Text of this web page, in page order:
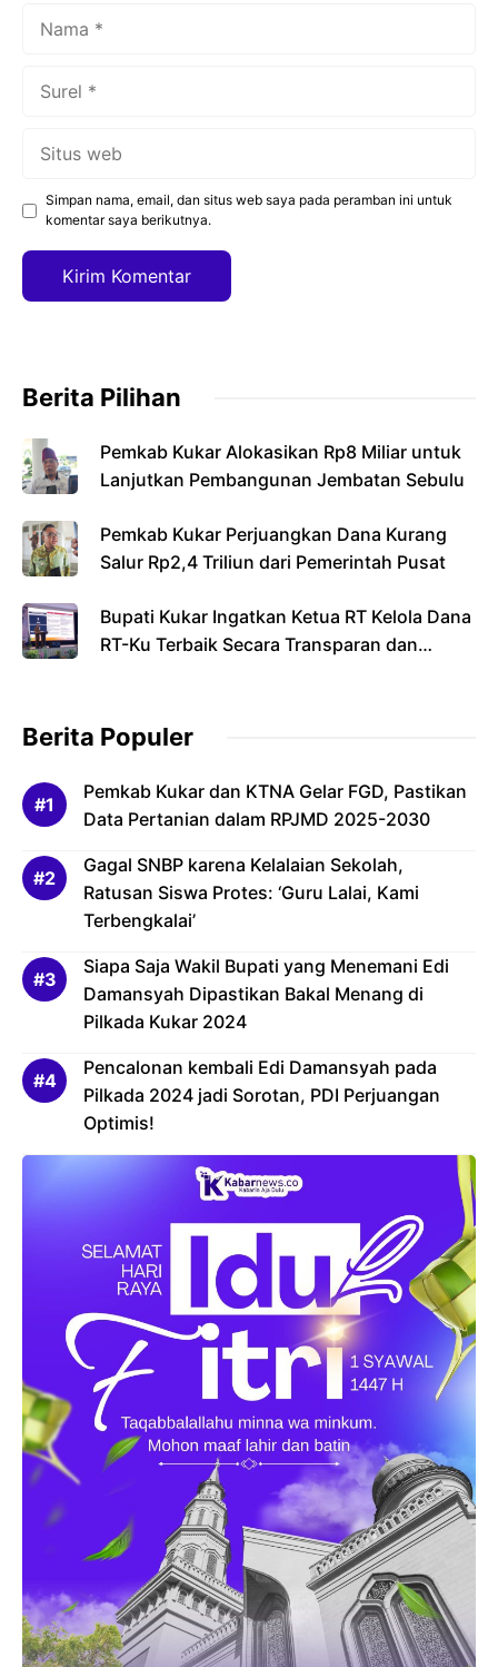
Simpan nama, email, dan situs web saya pada peramban ini untuk
komentar saya berikutnya.
Berita Pilihan
Pemkab Kukar Alokasikan Rp8 Miliar untuk
Lanjutkan Pembangunan Jembatan Sebulu
Pemkab Kukar Perjuangkan Dana Kurang
Salur Rp2,4 Triliun dari Pemerintah Pusat
Bupati Kukar Ingatkan Ketua RT Kelola Dana
RT-Ku Terbaik Secara Transparan dan
Berita Populer
Pemkab Kukar dan KTNA Gelar FGD, Pastikan
Data Pertanian dalam RPJMD 2025-2030
Gagal SNBP karena Kelalaian Sekolah,
Ratusan Siswa Protes: ‘Guru Lalai, Kami
Terbengkalai’
Siapa Saja Wakil Bupati yang Menemani Edi
Damansyah Dipastikan Bakal Menang di
Pilkada Kukar 2024
Pencalonan kembali Edi Damansyah pada
Pilkada 2024 jadi Sorotan, PDI Perjuangan
Optimis!